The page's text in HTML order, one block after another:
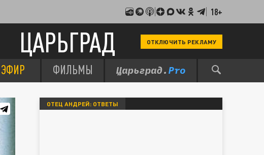
18+
ЦАРЬГРАД ОТКЛЮЧИТЬ РЕКЛАМУ
ЭФИР ФИЛЬМЫ
ОТЕЦ АНДРЕЙ: ОТВЕТЫ